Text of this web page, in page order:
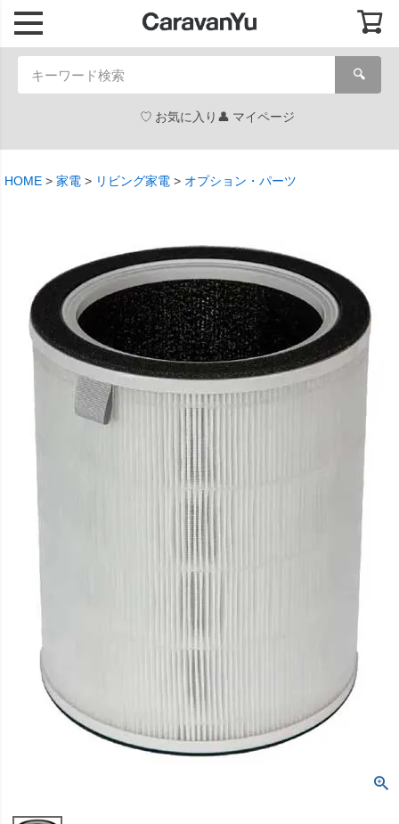
🔍
お気に入り マイページ
HOME 家電 リビング家電 オプション・パーツ